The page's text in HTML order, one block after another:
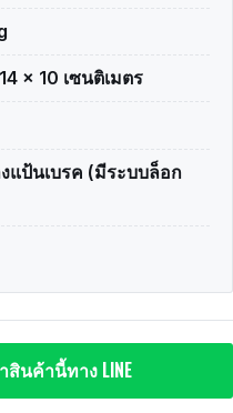
× 10 เซนติเมตร
แป้นเบรค (มีระบบล็อก
นค้านี้ทาง LINE